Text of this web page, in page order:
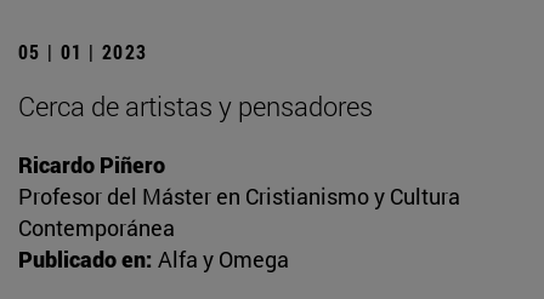
05 | 01 | 2023
Cerca de artistas y pensadores
Ricardo Piñero
Profesor del Máster en Cristianismo y Cultura
Contemporánea
Publicado en: Alfa y Omega